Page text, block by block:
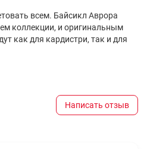
всем. Байсикл Аврора
коллекции, и оригинальным
как для кардистри, так и для
Написать отзыв